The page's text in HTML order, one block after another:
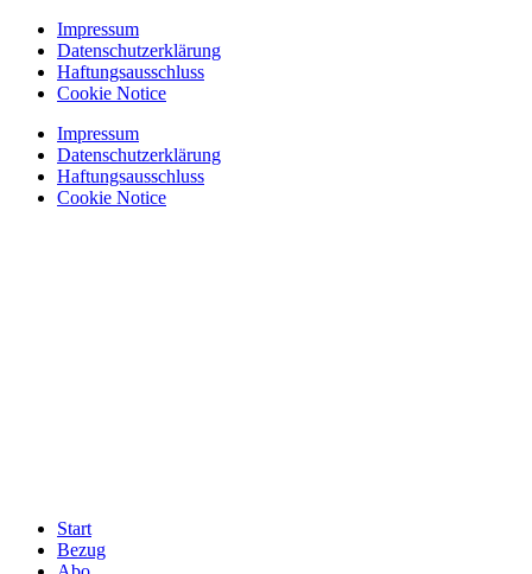
Zum
Inhalt
springen
Impressum
Datenschutzerklärung
Haftungsausschluss
Cookie Notice
Impressum
Datenschutzerklärung
Haftungsausschluss
Cookie Notice
Start
Bezug